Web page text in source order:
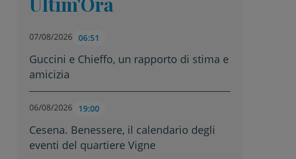
07/08/2026 06:51
Guccini e Chieffo, un rapporto di stima e
amicizia
06/08/2026 19:00
Cesena. Benessere, il calendario degli
eventi del quartiere Vigne